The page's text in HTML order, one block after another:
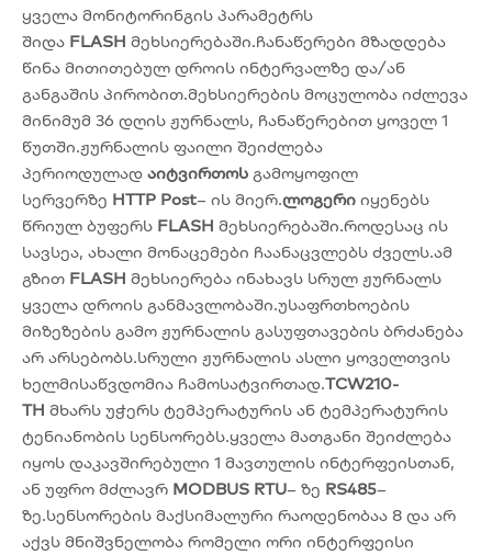
ყველა მონიტორინგის პარამეტრს
შიდა FLASH მეხსიერებაში.ჩანაწერები მზადდება
წინა მითითებულ დროის ინტერვალზე და/ან
განგაშის პირობით.მეხსიერების მოცულობა იძლევა
მინიმუმ 36 დღის ჟურნალს, ჩანაწერებით ყოველ 1
წუთში.ჟურნალის ფაილი შეიძლება
პერიოდულად აიტვირთოს გამოყოფილ
სერვერზე HTTP Post– ის მიერ.ლოგერი იყენებს
წრიულ ბუფერს FLASH მეხსიერებაში.როდესაც ის
სავსეა, ახალი მონაცემები ჩაანაცვლებს ძველს.ამ
გზით FLASH მეხსიერება ინახავს სრულ ჟურნალს
ყველა დროის განმავლობაში.უსაფრთხოების
მიზეზების გამო ჟურნალის გასუფთავების ბრძანება
არ არსებობს.სრული ჟურნალის ასლი ყოველთვის
ხელმისაწვდომია ჩამოსატვირთად.TCW210-
TH მხარს უჭერს ტემპერატურის ან ტემპერატურის
ტენიანობის სენსორებს.ყველა მათგანი შეიძლება
იყოს დაკავშირებული 1 მავთულის ინტერფეისთან,
ან უფრო მძლავრ MODBUS RTU– ზე RS485–
ზე.სენსორების მაქსიმალური რაოდენობაა 8 და არ
აქვს მნიშვნელობა რომელი ორი ინტერფეისი